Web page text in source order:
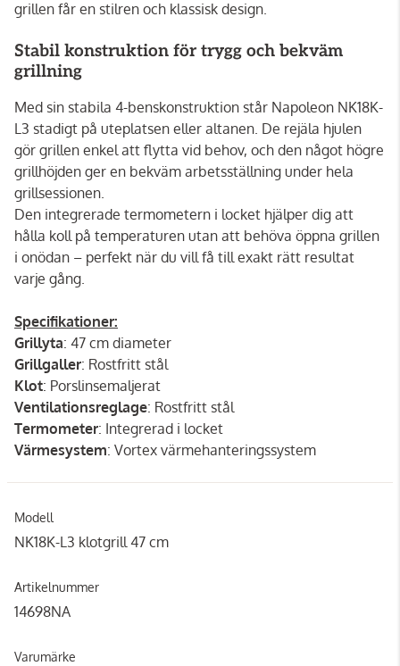
grillen får en stilren och klassisk design.
Stabil konstruktion för trygg och bekväm
grillning
Med sin stabila 4-benskonstruktion står Napoleon NK18K-
L3 stadigt på uteplatsen eller altanen. De rejäla hjulen
gör grillen enkel att flytta vid behov, och den något högre
grillhöjden ger en bekväm arbetsställning under hela
grillsessionen.
Den integrerade termometern i locket hjälper dig att
hålla koll på temperaturen utan att behöva öppna grillen
i onödan – perfekt när du vill få till exakt rätt resultat
varje gång.
Specifikationer:
Grillyta: 47 cm diameter
Grillgaller: Rostfritt stål
Klot: Porslinsemaljerat
Ventilationsreglage: Rostfritt stål
Termometer: Integrerad i locket
Värmesystem: Vortex värmehanteringssystem
Modell
NK18K-L3 klotgrill 47 cm
Artikelnummer
14698NA
Varumärke